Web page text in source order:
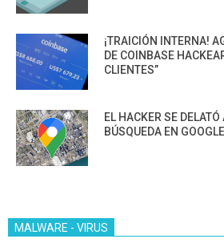
¡TRAICIÓN INTERNA!
DE COINBASE
CLIENTES”
EL HACKER SE
BÚSQUEDA EN
MALWARE - VIRUS